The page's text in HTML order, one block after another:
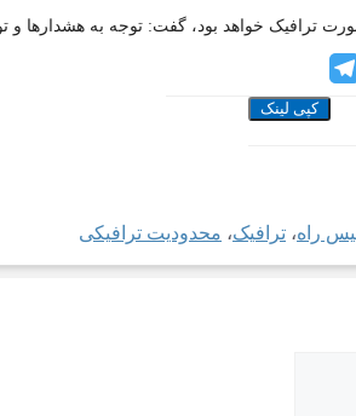
ترافیک خواهد بود، گفت: توجه به هشدارها و
کپی لینک
راه، ترافیک، محدودیت ترافیکی